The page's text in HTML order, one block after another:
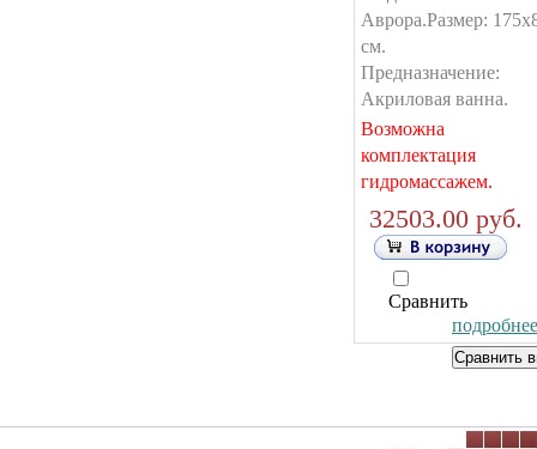
Аврора.Размер:
см.
Предназначение:
Акриловая ванна.
Возможна
комплектация
гидромассажем.
32503.00 руб.
Сравнить